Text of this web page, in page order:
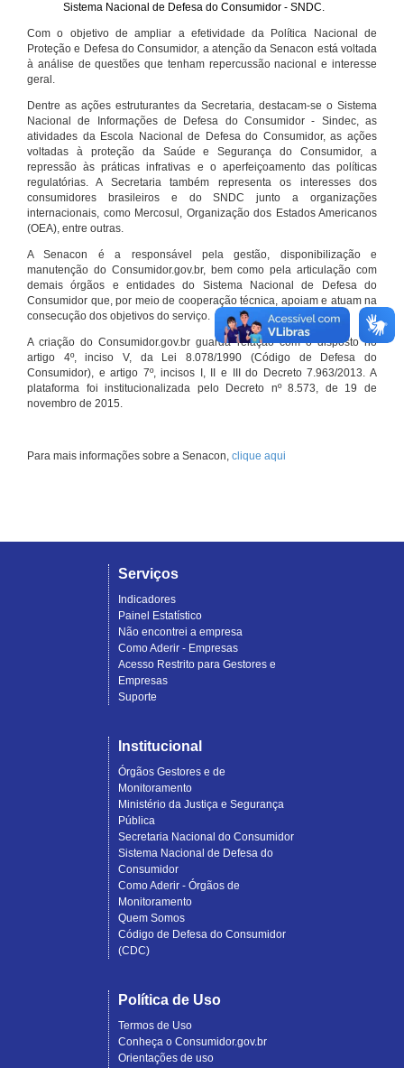
Sistema Nacional de Defesa do Consumidor - SNDC.
Com o objetivo de ampliar a efetividade da Política Nacional de
Proteção e Defesa do Consumidor, a atenção da Senacon está voltada
à análise de questões que tenham repercussão nacional e interesse
geral.
Dentre as ações estruturantes da Secretaria, destacam-se o Sistema
Nacional de Informações de Defesa do Consumidor - Sindec, as
atividades da Escola Nacional de Defesa do Consumidor, as ações
voltadas à proteção da Saúde e Segurança do Consumidor, a
repressão às práticas infrativas e o aperfeiçoamento das políticas
regulatórias. A Secretaria também representa os interesses dos
consumidores brasileiros e do SNDC junto a organizações
internacionais, como Mercosul, Organização dos Estados Americanos
(OEA), entre outras.
A Senacon é a responsável pela gestão, disponibilização e
manutenção do Consumidor.gov.br, bem como pela articulação com
demais órgãos e entidades do Sistema Nacional de Defesa do
Consumidor que, por meio de cooperação técnica, apoiam e atuam na
consecução dos objetivos do serviço.
A criação do Consumidor.gov.br guarda relação com o disposto no
artigo 4º, inciso V, da Lei 8.078/1990 (Código de Defesa do
Consumidor), e artigo 7º, incisos I, II e III do Decreto 7.963/2013. A
plataforma foi institucionalizada pelo Decreto nº 8.573, de 19 de
novembro de 2015.
Para mais informações sobre a Senacon, clique aqui
Serviços
Indicadores
Painel Estatístico
Não encontrei a empresa
Como Aderir - Empresas
Acesso Restrito para Gestores e
Empresas
Suporte
Institucional
Órgãos Gestores e de
Monitoramento
Ministério da Justiça e Segurança
Pública
Secretaria Nacional do Consumidor
Sistema Nacional de Defesa do
Consumidor
Como Aderir - Órgãos de
Monitoramento
Quem Somos
Código de Defesa do Consumidor
(CDC)
Política de Uso
Termos de Uso
Conheça o Consumidor.gov.br
Orientações de uso